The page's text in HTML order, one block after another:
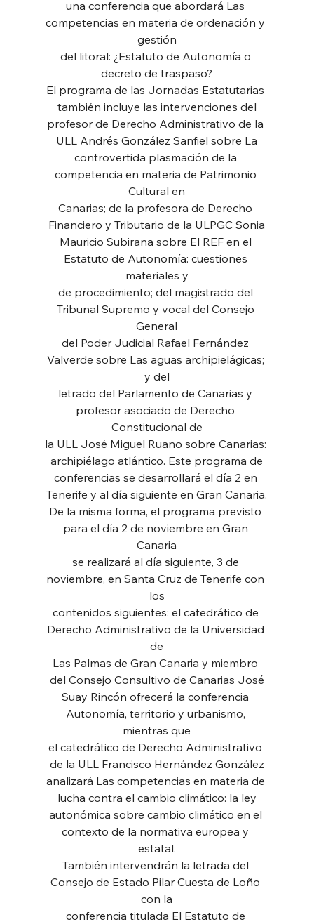
una conferencia que abordará Las
competencias en materia de ordenación y
gestión
del litoral: ¿Estatuto de Autonomía o
decreto de traspaso?
El programa de las Jornadas Estatutarias
también incluye las intervenciones del
profesor de Derecho Administrativo de la
ULL Andrés González Sanfiel sobre La
controvertida plasmación de la
competencia en materia de Patrimonio
Cultural en
Canarias; de la profesora de Derecho
Financiero y Tributario de la ULPGC Sonia
Mauricio Subirana sobre El REF en el
Estatuto de Autonomía: cuestiones
materiales y
de procedimiento; del magistrado del
Tribunal Supremo y vocal del Consejo
General
del Poder Judicial Rafael Fernández
Valverde sobre Las aguas archipielágicas;
y del
letrado del Parlamento de Canarias y
profesor asociado de Derecho
Constitucional de
la ULL José Miguel Ruano sobre Canarias:
archipiélago atlántico. Este programa de
conferencias se desarrollará el día 2 en
Tenerife y al día siguiente en Gran Canaria.
De la misma forma, el programa previsto
para el día 2 de noviembre en Gran
Canaria
se realizará al día siguiente, 3 de
noviembre, en Santa Cruz de Tenerife con
los
contenidos siguientes: el catedrático de
Derecho Administrativo de la Universidad
de
Las Palmas de Gran Canaria y miembro
del Consejo Consultivo de Canarias José
Suay Rincón ofrecerá la conferencia
Autonomía, territorio y urbanismo,
mientras que
el catedrático de Derecho Administrativo
de la ULL Francisco Hernández González
analizará Las competencias en materia de
lucha contra el cambio climático: la ley
autonómica sobre cambio climático en el
contexto de la normativa europea y
estatal.
También intervendrán la letrada del
Consejo de Estado Pilar Cuesta de Loño
con la
conferencia titulada El Estatuto de